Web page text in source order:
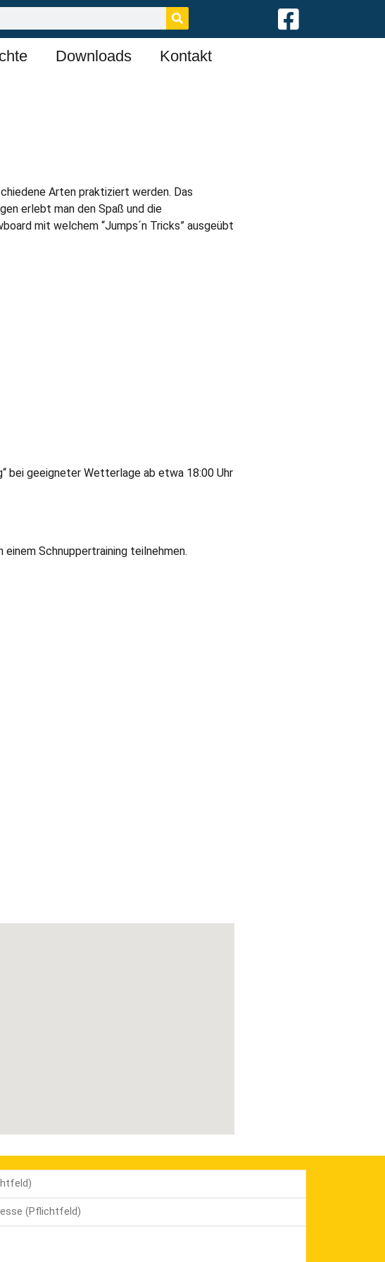
Downloads Kontakt
Arten praktiziert werden. Das
erlebt man den Spaß und die
mit welchem “Jumps´n Tricks” ausgeübt
bei geeigneter Wetterlage ab etwa 18:00 Uhr
Schnuppertraining teilnehmen.